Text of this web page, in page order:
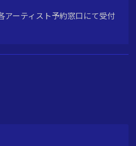
ーティスト予約窓口にて受付